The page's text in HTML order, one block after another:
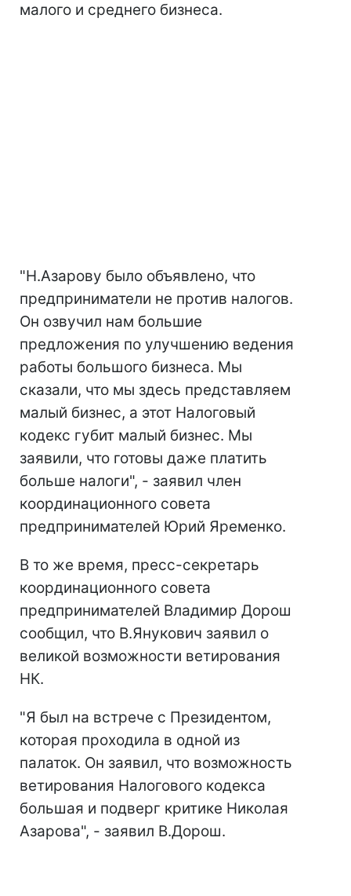
малого и среднего бизнеса.
"Н.Азарову было объявлено, что
предприниматели не против налогов.
Он озвучил нам большие
предложения по улучшению ведения
работы большого бизнеса. Мы
сказали, что мы здесь представляем
малый бизнес, а этот Налоговый
кодекс губит малый бизнес. Мы
заявили, что готовы даже платить
больше налоги", - заявил член
координационного совета
предпринимателей Юрий Яременко.
В то же время, пресс-секретарь
координационного совета
предпринимателей Владимир Дорош
сообщил, что В.Янукович заявил о
великой возможности ветирования
НК.
"Я был на встрече с Президентом,
которая проходила в одной из
палаток. Он заявил, что возможность
ветирования Налогового кодекса
большая и подверг критике Николая
Азарова", - заявил В.Дорош.